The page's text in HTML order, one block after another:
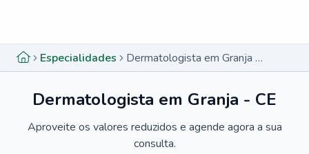
Especialidades Dermatologista em Granja - CE
Dermatologista em Granja - CE
Aproveite os valores reduzidos e agende agora a sua
consulta.